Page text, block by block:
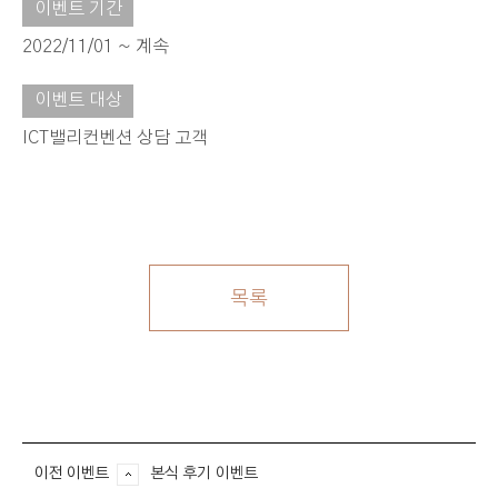
이벤트 기간
2022/11/01 ~ 계속
이벤트 대상
ICT밸리컨벤션 상담 고객
목록
이전 이벤트 본식 후기 이벤트